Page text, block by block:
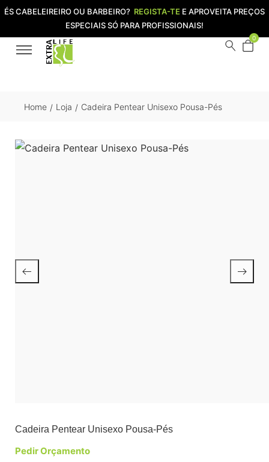
ÉS CABELEIREIRO OU BARBEIRO? REGISTA-TE E APROVEITA PREÇOS
ESPECIAIS SÓ PARA PROFISSIONAIS!
0
Home / Loja / Cadeira Pentear Unisexo Pousa-Pés
Cadeira Pentear Unisexo Pousa-Pés
Pedir Orçamento